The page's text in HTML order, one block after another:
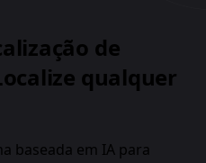
de
qualquer
baseada em IA para